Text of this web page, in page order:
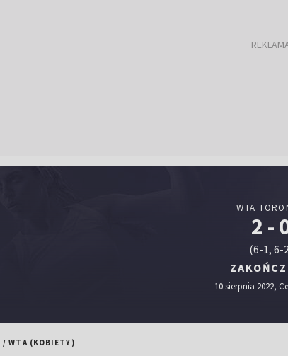
WTA
2 -
(6-1, 6-
10 sierpnia 2022,
/WTA (KOBIETY)